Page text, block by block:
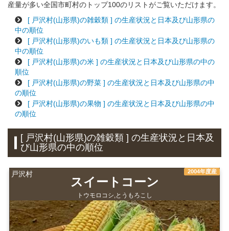
産量が多い全国市町村のトップ100のリストがご覧いただけます。
[ 戸沢村(山形県)の雑穀類 ] の生産状況と日本及び山形県の
中の順位
[ 戸沢村(山形県)のいも類 ] の生産状況と日本及び山形県の
中の順位
[ 戸沢村(山形県)の米 ] の生産状況と日本及び山形県の中の
順位
[ 戸沢村(山形県)の野菜 ] の生産状況と日本及び山形県の中
の順位
[ 戸沢村(山形県)の果物 ] の生産状況と日本及び山形県の中
の順位
[ 戸沢村(山形県)の雑穀類 ] の生産状況と日本及
び山形県の中の順位
戸沢村 2004年度産
スイートコーン
トウモロコシ,とうもろこし